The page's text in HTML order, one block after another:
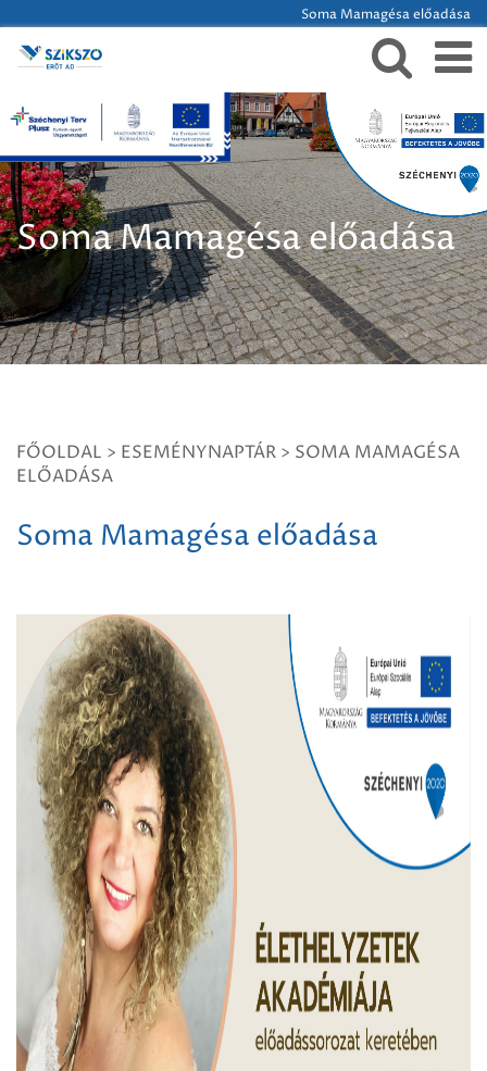
Soma Mamagésa előadása
Soma Mamagésa előadása
FŐOLDAL > ESEMÉNYNAPTÁR > SOMA MAMAGÉSA
ELŐADÁSA
Soma Mamagésa előadása